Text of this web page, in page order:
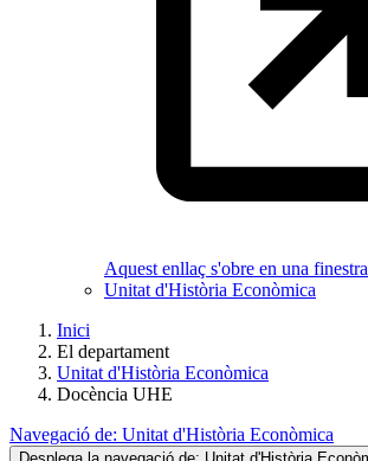
Aquest enllaç s'obre en una
Unitat d'Història Econòmica
Inici
El departament
Unitat d'Història Econòmica
Docència UHE
Navegació de: Unitat d'Història Econòmica